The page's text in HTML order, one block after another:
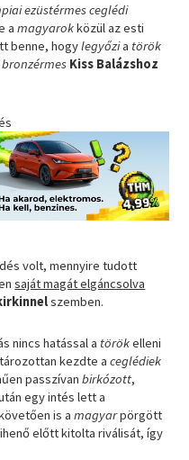
ezüstérmes ceglédi
amagyarokközül az esti
benne, hogylegyőzia török
bronzérmes Kiss Balázshoz
volt, mennyire tudott
saját magát elgáncsolva
szemben.
nincs hatással a törökelleni
kezdte aceglédiek
passzívanbirkózott,
egy intés lett a
is amagyarpörgött
előtt kitolta riválisát, így